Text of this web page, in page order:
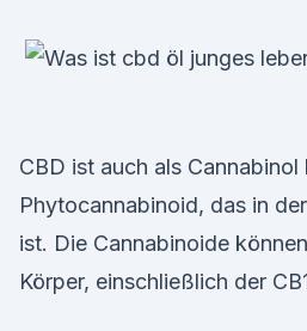
CBD ist auch als
Phytocannabinoid, das in
ist. Die Cannabinoide
Körper, einschließlich der